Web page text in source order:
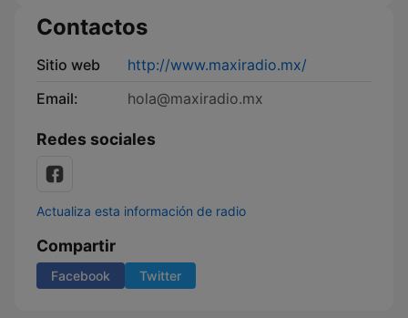
Contactos
Sitio web
http://www.maxiradio.mx/
Email:
hola@maxiradio.mx
Redes sociales
Actualiza esta información de radio
Compartir
Facebook Twitter